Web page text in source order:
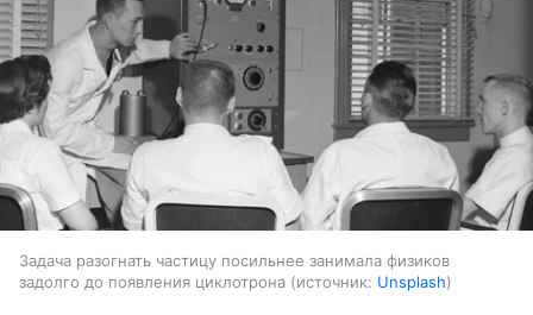
Задача разогнать частицу посильнее занимала физиков
задолго до появления циклотрона
источник: Unsplash